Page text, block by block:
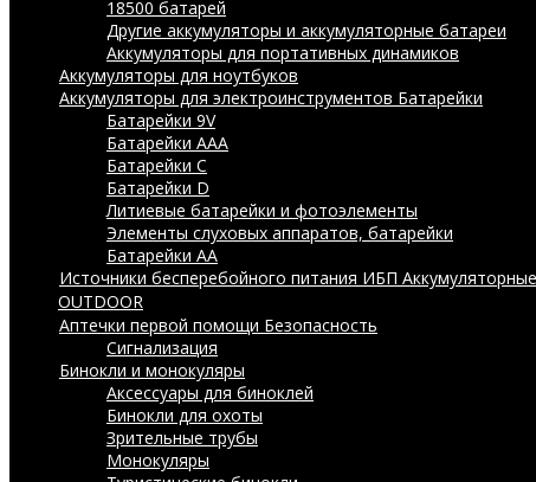
18500 батарей
Другие аккумуляторы и аккумуляторные батареи
Аккумуляторы для портативных динамиков
Аккумуляторы для ноутбуков
Аккумуляторы для электроинструментов Батарейки
Батарейки 9V
Батарейки AAA
Батарейки C
Батарейки D
Литиевые батарейки и фотоэлементы
Элементы слуховых аппаратов, батарейки
Батарейки AA
Источники бесперебойного питания ИБП
OUTDOOR
Аптечки первой помощи Безопасность
Сигнализация
Бинокли и монокуляры
Аксессуары для биноклей
Бинокли для охоты
Зрительные трубы
Монокуляры